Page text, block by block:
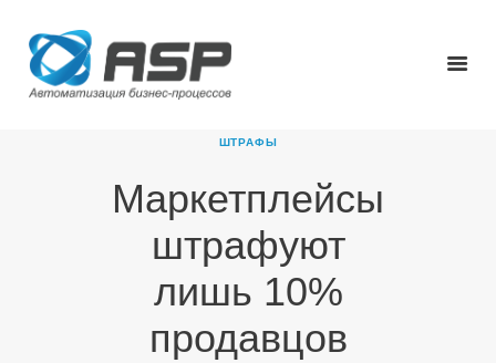
ШТРАФЫ
Маркетплейсы
штрафуют
лишь 10%
продавцов
ГЛАВНАЯ
О КОМПАНИИ
НОВОСТИ
КАРЬЕРА